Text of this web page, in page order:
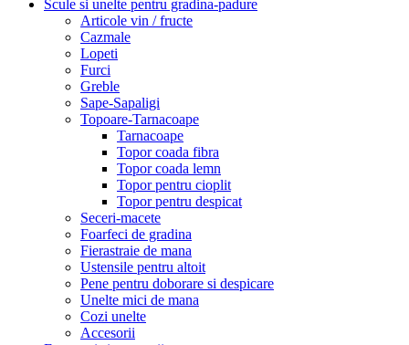
Scule si unelte pentru gradina-padure
Articole vin / fructe
Cazmale
Lopeti
Furci
Greble
Sape-Sapaligi
Topoare-Tarnacoape
Tarnacoape
Topor coada fibra
Topor coada lemn
Topor pentru cioplit
Topor pentru despicat
Seceri-macete
Foarfeci de gradina
Fierastraie de mana
Ustensile pentru altoit
Pene pentru doborare si despicare
Unelte mici de mana
Cozi unelte
Accesorii